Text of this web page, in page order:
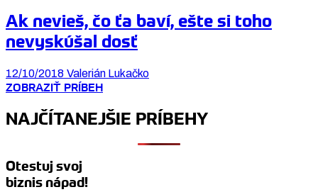
Ak nevieš, čo ťa baví, ešte si toho
nevyskúšal dosť
12/10/2018 Valerián Lukačko
ZOBRAZIŤ PRÍBEH
NAJČÍTANEJŠIE PRÍBEHY
Otestuj svoj
biznis nápad!